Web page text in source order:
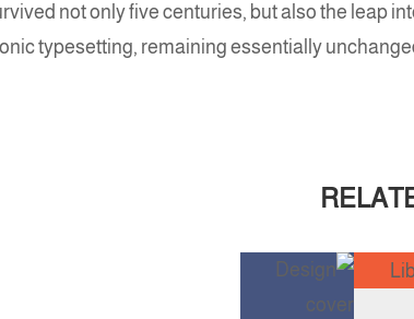
not only five centuries, but also the leap
typesetting, remaining essentially